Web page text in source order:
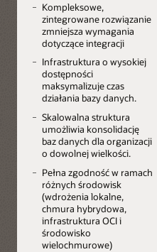
Kompleksowe,
zintegrowane rozwiązanie
zmniejsza wymagania
dotyczące integracji
Infrastruktura o wysokiej
dostępności
maksymalizuje czas
działania bazy danych.
Skalowalna struktura
umożliwia konsolidację
baz danych dla organizacji
o dowolnej wielkości.
Pełna zgodność w ramach
różnych środowisk
(wdrożenia lokalne,
chmura hybrydowa,
infrastruktura OCI i
środowisko
wielochmurowe)